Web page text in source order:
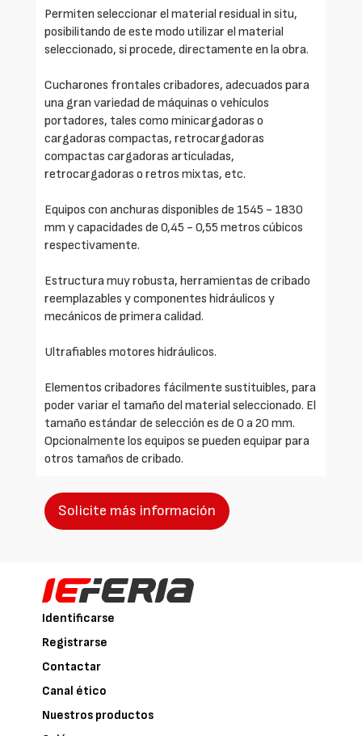
Permiten seleccionar el material residual in situ,
posibilitando de este modo utilizar el material
seleccionado, si procede, directamente en la obra.
Cucharones frontales cribadores, adecuados para
una gran variedad de máquinas o vehículos
portadores, tales como minicargadoras o
cargadoras compactas, retrocargadoras
compactas cargadoras articuladas,
retrocargadoras o retros mixtas, etc.
Equipos con anchuras disponibles de 1545 - 1830
mm y capacidades de 0,45 - 0,55 metros cúbicos
respectivamente.
Estructura muy robusta, herramientas de cribado
reemplazables y componentes hidráulicos y
mecánicos de primera calidad.
Ultrafiables motores hidráulicos.
Elementos cribadores fácilmente sustituibles, para
poder variar el tamaño del material seleccionado. El
tamaño estándar de selección es de 0 a 20 mm.
Opcionalmente los equipos se pueden equipar para
otros tamaños de cribado.
Solicite más información
Identificarse
Registrarse
Contactar
Canal ético
Nuestros productos